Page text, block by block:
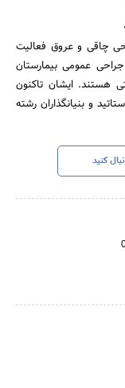
چاقی و عروق فعالیت
عمومی بیمارستان
هستند. ایشان تاکنون
و بنیانگذاران رشته
کنید